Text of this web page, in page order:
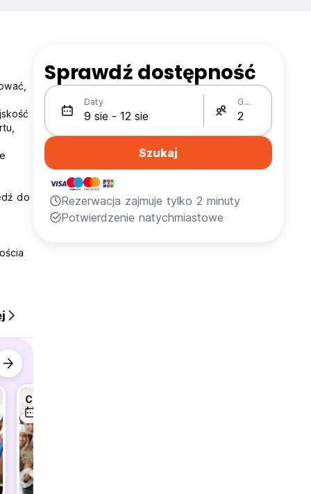
do
Cooking class
Sprawdź dostępność
Daty Gości
Szukaj
Rezerwacja zajmuje tylko 2 minuty
Potwierdzenie natychmiastowe